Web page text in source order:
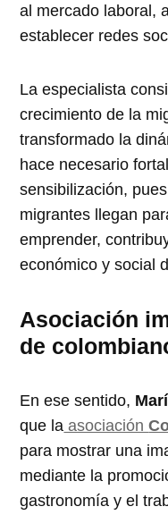
al mercado laboral,
establecer redes
La especialista
crecimiento de la
transformado la
hace necesario
sensibilización,
migrantes llegan
emprender,
económico y social
Asociación
de
En ese sentido,
que la asociación
para mostrar una
mediante la
gastronomía y el